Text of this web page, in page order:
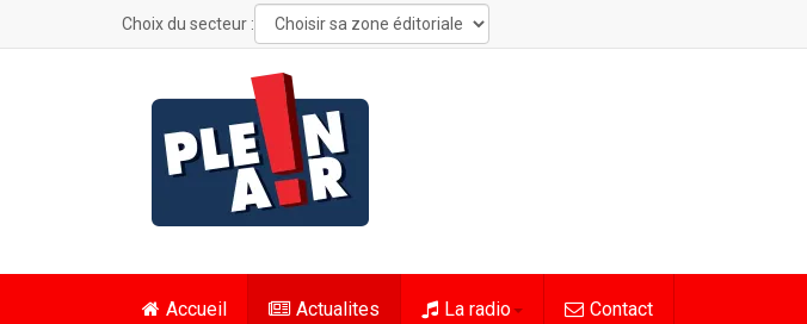
Choix du secteur :
Accueil Actualites La radio Contact